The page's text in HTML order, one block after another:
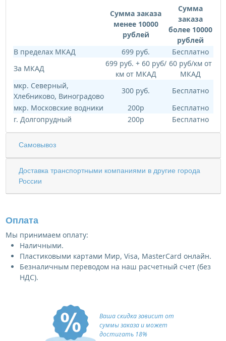
Сумма заказа
менее 10000
рублей
Сумма
заказа
более 10000
рублей
В пределах МКАД
699 руб.
Бесплатно
За МКАД
699 руб. + 60 руб/
км от МКАД
60 руб/км от
МКАД
мкр. Северный,
Хлебниково, Виноградово
300 руб.
Бесплатно
мкр. Московские водники
200р
Бесплатно
г. Долгопрудный
200р Бесплатно
Самовывоз
Доставка транспортными компаниями в другие города
России
Оплата
Мы принимаем оплату:
Наличными.
Пластиковыми картами Мир, Visa, MasterCard онлайн.
Безналичным переводом на наш расчетный счет (без
НДС).
Ваша скидка зависит от
суммы заказа и может
достигать 18%